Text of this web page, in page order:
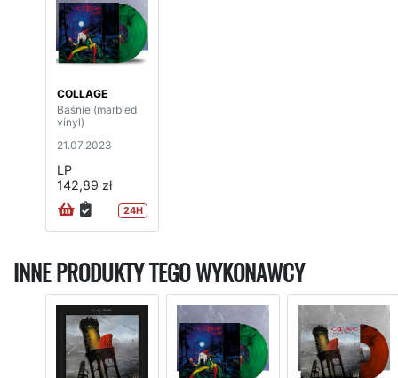
COLLAGE
Baśnie (marbled
vinyl)
21.07.2023
LP
142,89 zł
24H
INNE PRODUKTY TEGO WYKONAWCY